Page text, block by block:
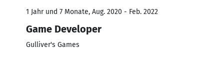
1 Jahr und 7 Monate, Aug. 2020 - Feb. 2022
Game Developer
Gulliver's Games